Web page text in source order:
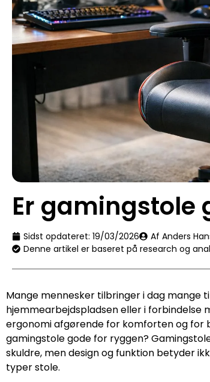
Er gamingstole
Sidst opdateret: 19/03/2026 Af Anders
Denne artikel er baseret på research og
Mange mennesker tilbringer i dag
hjemmearbejdspladsen eller i forbindelse
ergonomi afgørende for komforten og for
gamingstole gode for ryggen?
skuldre, men design og funktion betyder
typer stole.